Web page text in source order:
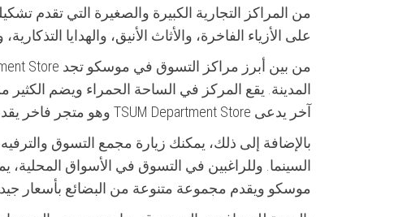
من المراكز التجارية الكبيرة والصغيرة التي تقدم
على الأزياء الفاخرة، والأثاث الأنيق، والهدايا
المدينة. يقع المركز في الساحة الحمراء ويضم
آخر يدعى TSUM Department Store وهو متجر فاخر يقدم تشكيلة رائعة من الماركات العالمية المشهورة.
السينما. وللراغبين في التسوق في الأسواق
موسكو ويقدم مجموعة متنوعة من البضائع بأسعار